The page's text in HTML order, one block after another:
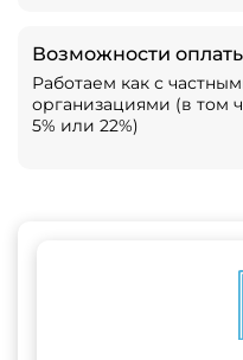
Возможности
Работаем как с
организациями (в том
5% или 22%)